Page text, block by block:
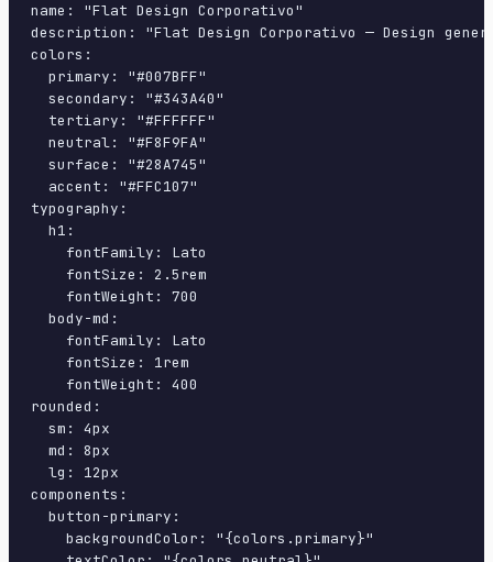
name: "Flat Design Corporativo"
description: "Flat Design Corporativo — Design
colors:
  primary: "#007BFF"
  secondary: "#343A40"
  tertiary: "#FFFFFF"
  neutral: "#F8F9FA"
  surface: "#28A745"
  accent: "#FFC107"
typography:
  h1:
    fontFamily: Lato
    fontSize: 2.5rem
    fontWeight: 700
  body-md:
    fontFamily: Lato
    fontSize: 1rem
    fontWeight: 400
rounded:
  sm: 4px
  md: 8px
  lg: 12px
components:
  button-primary:
    backgroundColor: "{colors.primary}"